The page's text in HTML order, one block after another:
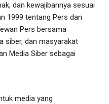
dan kewajibannya sesuai
1999 tentang Pers dan
Pers bersama
siber, dan masyarakat
Media Siber sebagai
media yang